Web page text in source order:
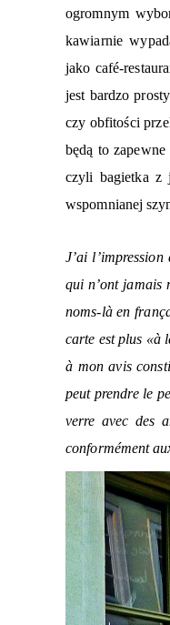
ogromnym
kawiarnie
jako café-
jest bardzo
czy obfitości
będą to
czyli bagietka z
wspomnianej
J’ai
qui n’ont jamais
noms-là en
carte est plus «à
à mon avis
peut prendre le
verre avec des
conformément